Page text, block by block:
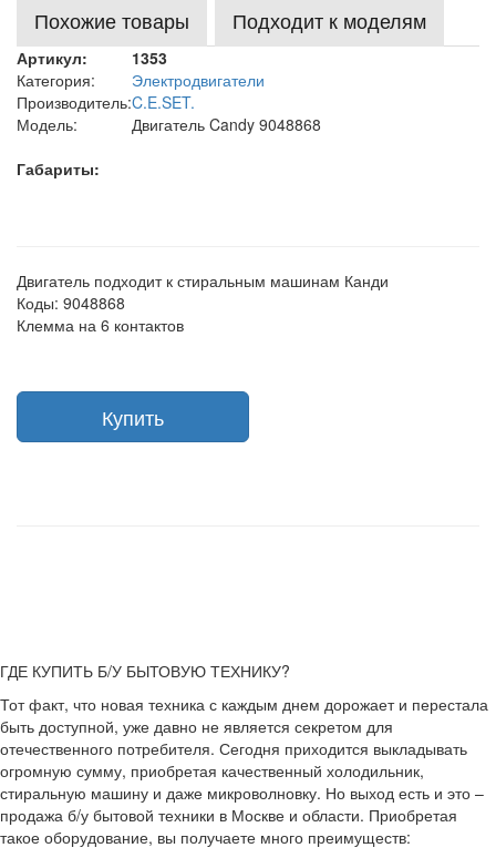
Похожие товары
Подходит к моделям
Артикул:
1353
Категория:
Электродвигатели
Производитель:C.E.SET.
Модель:
Двигатель Candy 9048868
Габариты:
Двигатель подходит к стиральным машинам Канди
Коды: 9048868
Клемма на 6 контактов
ГДЕ КУПИТЬ Б/У БЫТОВУЮ ТЕХНИКУ?
Тот факт, что новая техника с каждым днем дорожает и перестала
быть доступной, уже давно не является секретом для
отечественного потребителя. Сегодня приходится выкладывать
огромную сумму, приобретая качественный холодильник,
стиральную машину и даже микроволновку. Но выход есть и это –
продажа б/у бытовой техники в Москве и области. Приобретая
такое оборудование, вы получаете много преимуществ: